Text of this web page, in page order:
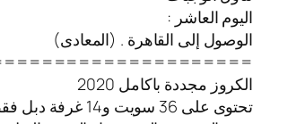
اليوم العاشر :
الوصول إلى القاهرة . (المعادى)
الكروز مجددة باكامل 2020
تحتوى على 36 سويت و14 غرفة دبل فقط